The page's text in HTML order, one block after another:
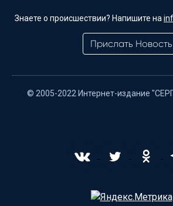
Знаете о происшествии? Напишите на
Прислать Новость
© 2005-2022 Интернет-издание